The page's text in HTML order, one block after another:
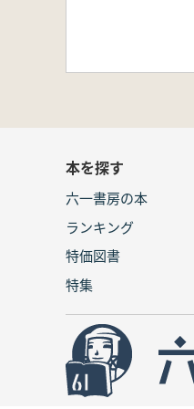
本を探す
六一書房の本
ランキング
特価図書
特集